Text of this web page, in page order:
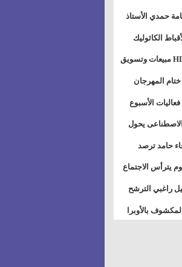
الخاصة
حمدي الأستاذ
بمرض السكري
الكاثوليك
وزيرة الإسكان تتابع مع شركة HDP مبيعات وتسويق
المهرجان
المكشوف
فعاليات الأسبوع
الاصطناعى يحول
وفاء حامد ترصد
الأبراج
يترأس الاجتماع
راغبي الترشح
خطط أماناته
بالأوبرا